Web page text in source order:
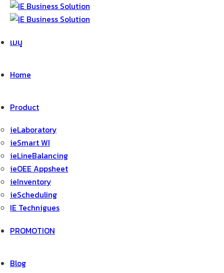
ข้าม
เนื้อหา
เมนู
Home
Product
ieLaboratory
ieSmart WI
ieLineBalancing
ieOEE Appsheet
ieInventory
ieScheduling
IE Technigues
PROMOTION
Blog